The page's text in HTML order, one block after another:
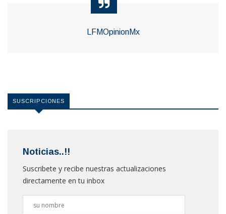
LFMOpinionMx
SUSCRIPCIONES
Noticias..!!
Suscribete y recibe nuestras actualizaciones
directamente en tu inbox